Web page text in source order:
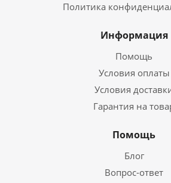
Политика
Информация
Помощь
Условия оплаты
Условия
Гарантия на
Помощь
Блог
Вопрос-ответ